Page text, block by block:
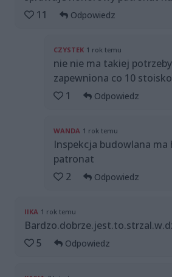
11
Odpowiedz
CZYSTEK 1 rok temu
nie nie ma takiej
zapewniona co 10 stoisko
1
Odpowiedz
WANDA 1 rok temu
Inspekcja budowlana
patronat
2
Odpowiedz
IIKA 1 rok temu
5
Odpowiedz